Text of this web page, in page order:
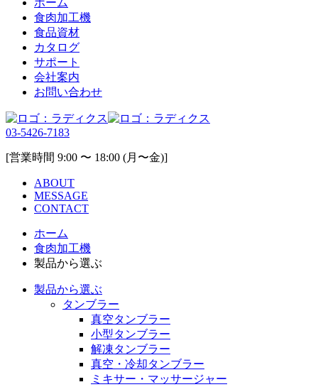
ホーム
食肉加工機
食品資材
カタログ
サポート
会社案内
お問い合わせ
03-5426-7183
[営業時間 9:00 〜 18:00 (月〜金)]
ABOUT
MESSAGE
CONTACT
ホーム
食肉加工機
製品から選ぶ
製品から選ぶ
タンブラー
真空タンブラー
小型タンブラー
解凍タンブラー
真空・冷却タンブラー
ミキサー・マッサージャー